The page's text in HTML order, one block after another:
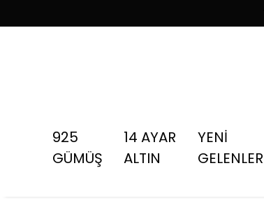
925
GÜMÜŞ
14 AYAR
ALTIN
YENİ
GELENLER